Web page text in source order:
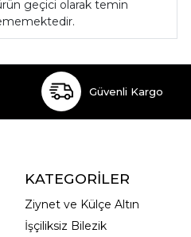
geçici olarak temin
Güvenli Kargo
KATEGORİLER
Ziynet ve Külçe Altın
İşçiliksiz Bilezik